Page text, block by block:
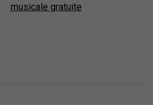
musicale gratuite